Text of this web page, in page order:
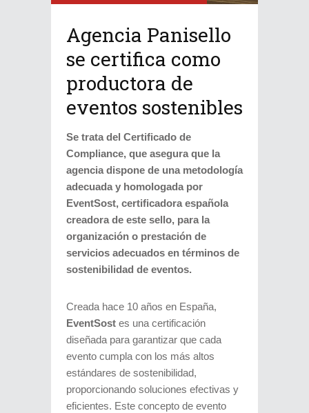
Agencia Panisello
se certifica como
productora de
eventos sostenibles
Se trata del Certificado de
Compliance, que asegura que la
agencia dispone de una metodología
adecuada y homologada por
EventSost, certificadora española
creadora de este sello, para la
organización o prestación de
servicios adecuados en términos de
sostenibilidad de eventos.
Creada hace 10 años en España,
EventSost es una certificación
diseñada para garantizar que cada
evento cumpla con los más altos
estándares de sostenibilidad,
proporcionando soluciones efectivas y
eficientes. Este concepto de evento